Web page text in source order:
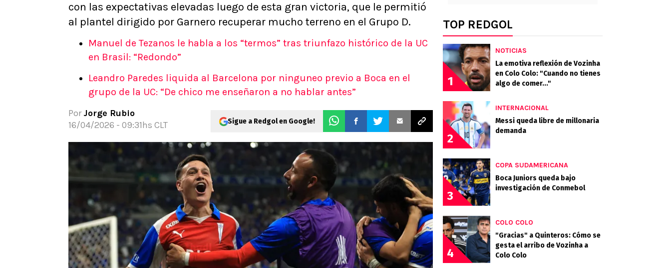
Apuesta del día
con las expectativas elevadas luego de esta gran victoria, que le permitió
al plantel dirigido por Garnero recuperar mucho terreno en el Grupo D.
Manuel de Tezanos le habla a los “termos” tras triunfazo histórico de la UC
en Brasil: “Redondo”
Leandro Paredes liquida al Barcelona por ninguneo previo a Boca en el
grupo de la UC: “De chico me enseñaron a no hablar antes”
Por Jorge Rubio
16/04/2026 - 09:31hs CLT
Sigue a Redgol en Google!
TOP REDGOL
1
NOTICIAS
La emotiva reflexión de Vozinha
en Colo Colo: "Cuando no tienes
algo de comer..."
2
INTERNACIONAL
Messi queda libre de millonaria
demanda
3
COPA SUDAMERICANA
Boca Juniors queda bajo
investigación de Conmebol
4
COLO COLO
"Gracias" a Quinteros: Cómo se
gesta el arribo de Vozinha a
Colo Colo